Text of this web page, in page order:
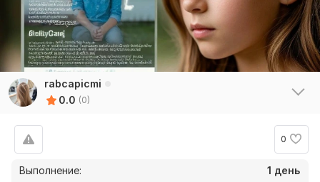
rabcapicmi
0.0 (0)
0
Выполнение:
1 день